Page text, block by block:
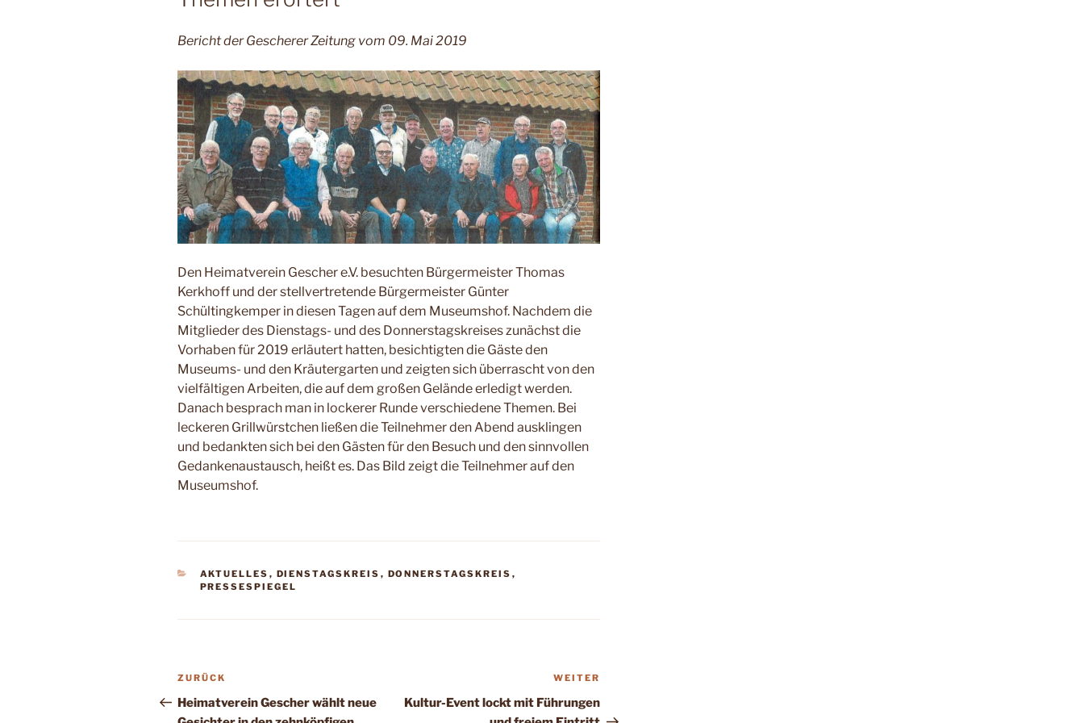
Bericht der Gescherer Zeitung vom 09. Mai 2019
Den Heimatverein Gescher e.V. besuchten Bürgermeister Thomas
Kerkhoff und der stellvertretende Bürgermeister Günter
Schültingkemper in diesen Tagen auf dem Museumshof. Nachdem die
Mitglieder des Dienstags- ­und des Donnerstagskreises zunächst die
Vorhaben für 2019 erläutert hatten, besichtigten die Gäste den
Museums­- und den Kräutergarten und zeigten sich überrascht von den
vielfältigen Arbeiten, die auf dem großen Gelände erledigt werden.
Danach besprach man in lockerer Runde verschiedene Themen. Bei
leckeren Grillwürstchen ließen die Teilnehmer den Abend ausklingen
und bedankten sich bei den Gästen für den Besuch und den sinnvollen
Gedankenaustausch, heißt es. Das Bild zeigt die Teilnehmer auf den
Museumshof.
KATEGORIEN
AKTUELLES , DIENSTAGSKREIS , DONNERSTAGSKREIS ,
PRESSESPIEGEL
Beitragsnavigation
Vorheriger
Beitrag
ZURÜCK
Heimatverein Gescher wählt neue
Beitrag
WEITER
Kultur-Event lockt mit Führungen